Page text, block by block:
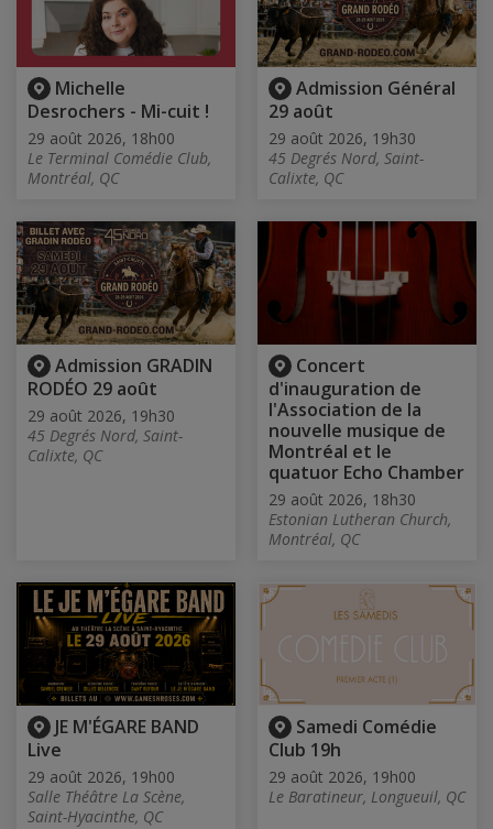
Michelle
Desrochers - Mi-cuit !
29 août 2026, 18h00
Le Terminal Comédie Club,
Montréal, QC
Admission Général
29 août
29 août 2026, 19h30
45 Degrés Nord, Saint-
Calixte, QC
Admission GRADIN
RODÉO 29 août
29 août 2026, 19h30
45 Degrés Nord, Saint-
Calixte, QC
Concert
d'inauguration de
l'Association de la
nouvelle musique de
Montréal et le
quatuor Echo Chamber
29 août 2026, 18h30
Estonian Lutheran Church,
Montréal, QC
JE M'ÉGARE BAND
Live
29 août 2026, 19h00
Salle Théâtre La Scène,
Saint-Hyacinthe, QC
Samedi Comédie
Club 19h
29 août 2026, 19h00
Le Baratineur, Longueuil, QC